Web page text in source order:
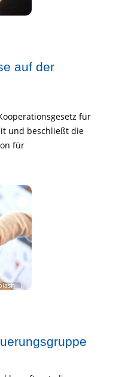
auf der
für
und beschließt die
für